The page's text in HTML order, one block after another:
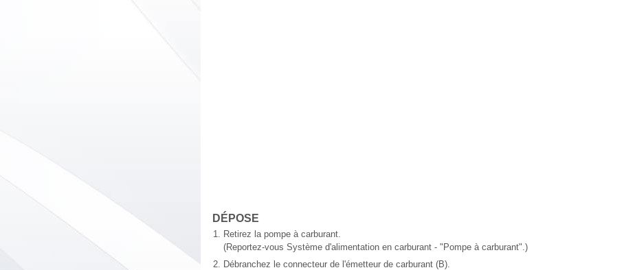
DÉPOSE
1. Retirez la pompe à carburant.
(Reportez-vous Système d'alimentation en carburant - "Pompe à carburant".)
2. Débranchez le connecteur de l'émetteur de carburant (B).